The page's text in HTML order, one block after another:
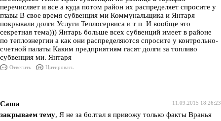
перечисляет и все а куда потом район их распределяет спросите у
главы В свое время субвенция ми Коммунальщика и Янтаря
покрывали долги Услуги Теплосервиса и т п И вообще это
секретная тема))) Янтарь больше всех субвенций имеет в районе
по теплоэнергии а как они распределяются спросите у контрольно-
счетной палаты Каким предприятиям гасят долги за топливо
субвенция ми. Янтаря
Ответить Цитировать
11.09.2015 18:26:23
Саша
закрываем тему, Я не за болтал я привожу только факты Вранья